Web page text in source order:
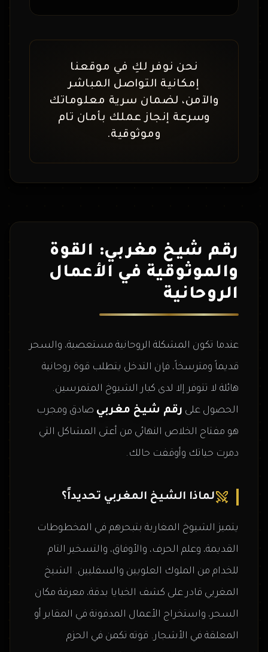
نحن نوفر لكِ في موقعنا
إمكانية التواصل المباشر
والآمن، لضمان سرية معلوماتك
وسرعة إنجاز عملك بأمان تام
وموثوقية.
رقم شيخ مغربي: القوة
والموثوقية في الأعمال
الروحانية
عندما تكون المشكلة الروحانية مستعصية، والسحر
قديماً ومترسخاً، فإن التدخل يتطلب قوة روحانية
هائلة لا تتوفر إلا لدى كبار الشيوخ المتمرسين.
الحصول على رقم شيخ مغربي صادق ومجرب
هو مفتاح الخلاص النهائي من أعتى المشاكل التي
دمرت حياتك وأوقفت حالك.
لماذا الشيخ المغربي تحديداً؟
يتميز الشيوخ المغاربة بتبحرهم في المخطوطات
القديمة، وعلم الحرف، والأوفاق، والتسخير التام
للخدام من الملوك العلويين والسفليين. الشيخ
المغربي قادر على كشف الخبايا بدقة، معرفة مكان
السحر، واستخراج الأعمال المدفونة في المقابر أو
المعلقة في الأشجار. قوته تكمن في الحزم